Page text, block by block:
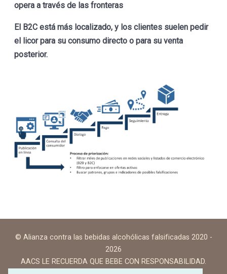
opera a través de las fronteras
El B2C está más localizado, y los clientes suelen pedir
el licor para su consumo directo o para su venta
posterior.
© Alianza contra las bebidas alcohólicas falsificadas 2020 -
2026
AACS LE RECUERDA QUE BEBE CON RESPONSABILIDAD.